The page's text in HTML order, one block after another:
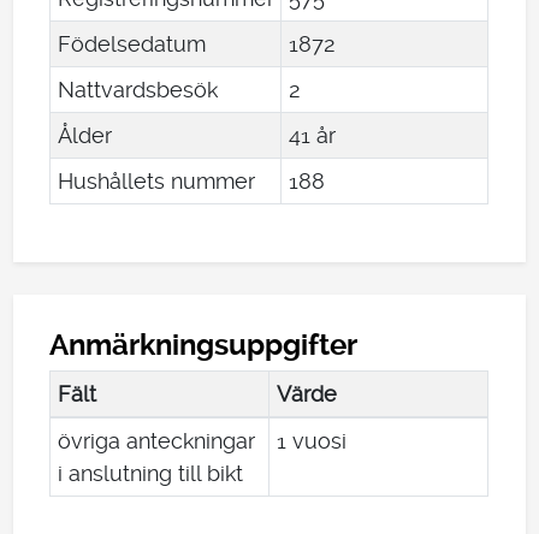
Födelsedatum
1872
Nattvardsbesök
2
Ålder
41 år
Hushållets nummer
188
Anmärkningsuppgifter
Fält
Värde
övriga anteckningar
i anslutning till bikt
1 vuosi